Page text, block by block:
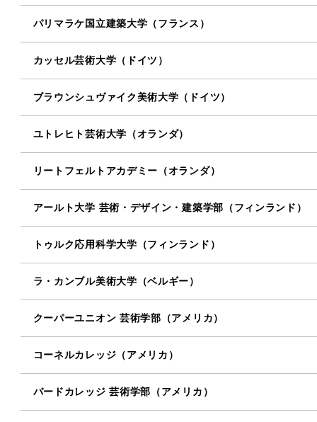
パリマラケ国立建築大学（フランス）
カッセル芸術大学（ドイツ）
ブラウンシュヴァイク美術大学（ドイツ）
ユトレヒト芸術大学（オランダ）
リートフェルトアカデミー（オランダ）
アールト大学 芸術・デザイン・建築学部（フィンランド）
トゥルク応用科学大学（フィンランド）
ラ・カンブル美術大学（ベルギー）
クーパーユニオン 芸術学部（アメリカ）
コーネルカレッジ（アメリカ）
バードカレッジ 芸術学部（アメリカ）